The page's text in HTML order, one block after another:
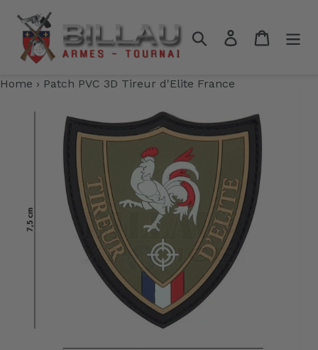
contenu
RechercherSe connecter
Panier
Home › Patch PVC 3D Tireur d'Elite France